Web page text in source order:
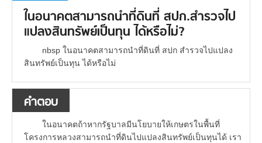
ในอนาคตสามารถนำที่ดินที่ สปก.สำรวจไป
แปลงสินทรัพย์เป็นทุน ได้หรือไม่?
nbsp ในอนาคตสามารถนำที่ดินที่ สปก สำรวจไปแปลง
สินทรัพย์เป็นทุน ได้หรือไม่
คำตอบ
ในอนาคตถ้าหากรัฐบาลมีนโยบายให้เกษตรในพื้นที่
โครงการหลวงสามารถนำที่ดินไปแปลงสินทรัพย์เป็นทุนได้ เรา